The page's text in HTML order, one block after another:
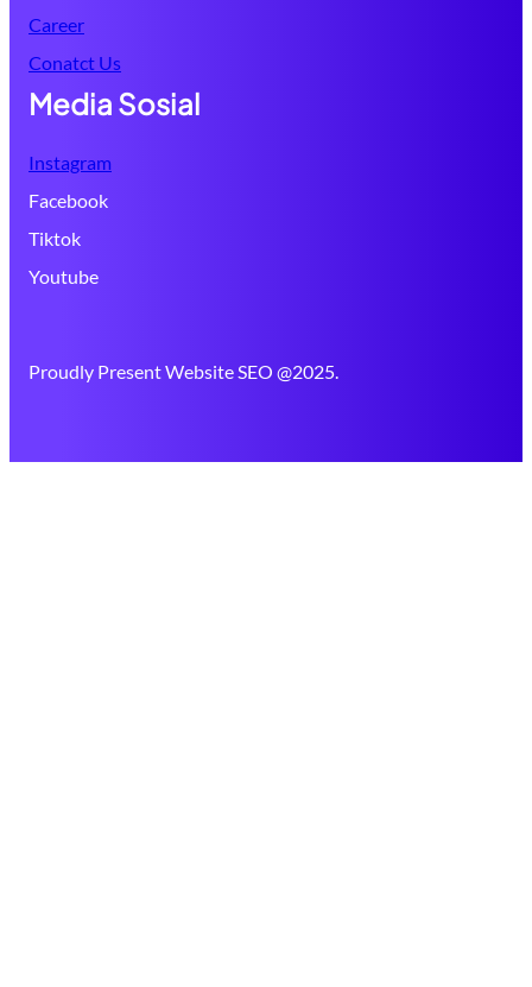
Career
Conatct Us
Media Sosial
Instagram
Facebook
Tiktok
Youtube
Proudly Present Website SEO @2025.